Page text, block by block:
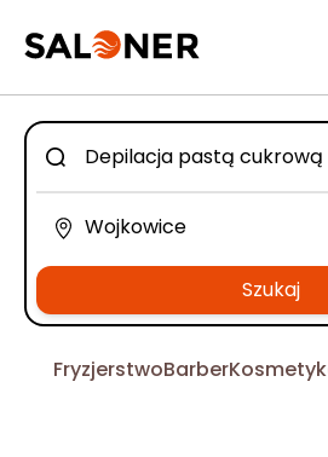
Szukaj
FryzjerstwoBarber